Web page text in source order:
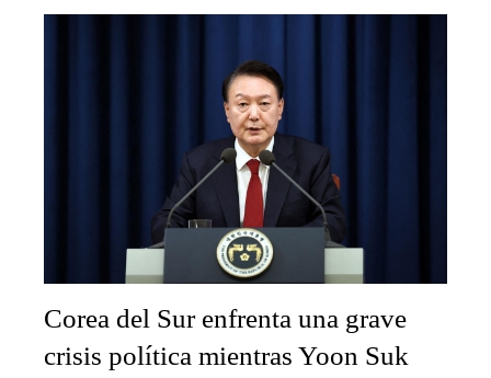
Corea del Sur enfrenta una grave
crisis política mientras Yoon Suk